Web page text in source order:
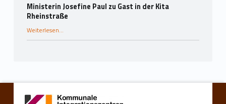
Ministerin Josefine Paul zu Gast in der Kita
Rheinstraße
Weiterlesen“Ministerin Josefine Paul zu Gast in der Kita Rheinstraße”
…